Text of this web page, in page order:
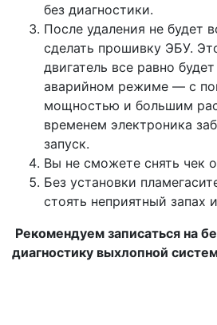
без диагностики.
После удаления не будет
сделать прошивку ЭБУ.
двигатель все равно
аварийном режиме — с
мощностью и большим
временем электроника
запуск.
Вы не сможете снять чек
Без установки
стоять неприятный запах
Рекомендуем записаться на
диагностику выхлопной